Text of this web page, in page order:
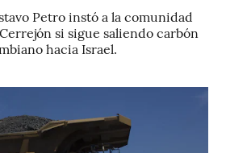
Petro instó a la comunidad
si sigue saliendo carbón
hacia Israel.